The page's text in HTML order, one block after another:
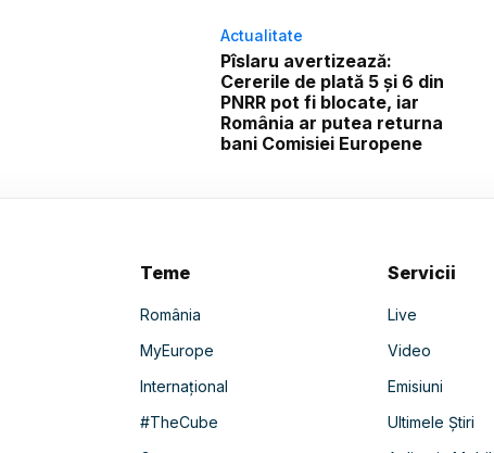
Actualitate
Pîslaru avertizează:
Cererile de plată 5 și 6 din
PNRR pot fi blocate, iar
România ar putea returna
bani Comisiei Europene
Teme
România
MyEurope
Internațional
#TheCube
Servicii
Live
Video
Emisiuni
Ultimele Știri